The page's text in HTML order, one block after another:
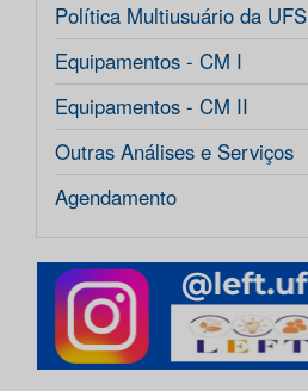
Política Multiusuário da UFS
Equipamentos - CM I
Equipamentos - CM II
Outras Análises e Serviços
Agendamento